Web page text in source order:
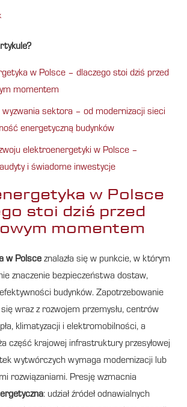
w Polsce – dlaczego stoi dziś przed
momentem
wyzwania sektora – od modernizacji sieci
energetyczną budynków
elektroenergetyki w Polsce –
i świadome inwestycje
w Polsce
stoi dziś przed
momentem
w Polsce znalazła się w punkcie, w którym
znaczenie bezpieczeństwa dostaw,
budynków. Zapotrzebowanie
wraz z rozwojem przemysłu, centrów
klimatyzacji i elektromobilności, a
część krajowej infrastruktury przesyłowej
wytwórczych wymaga modernizacji lub
rozwiązaniami. Presję wzmacnia
: udział źródeł odnawialnych